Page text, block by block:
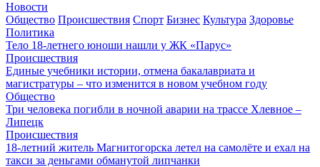
Новости
Общество Происшествия Спорт Бизнес Культура Здоровье
Политика
Тело 18-летнего юноши нашли у ЖК «Парус»
Происшествия
Единые учебники истории, отмена бакалавриата и
магистратуры – что изменится в новом учебном году
Общество
Три человека погибли в ночной аварии на трассе Хлевное –
Липецк
Происшествия
18-летний житель Магнитогорска летел на самолёте и ехал на
такси за деньгами обманутой липчанки